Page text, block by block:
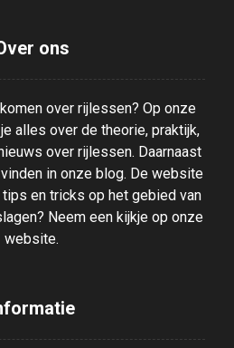
ons
over rijlessen? Op onze
alles over de theorie, praktijk,
over rijlessen. Daarnaast
in onze blog. De website
en tricks op het gebied van
Neem een kijkje op onze
website.